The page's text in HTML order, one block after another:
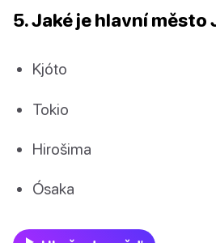
5. Jaké je hlavní město
Kjóto
Tokio
Hirošima
Ósaka